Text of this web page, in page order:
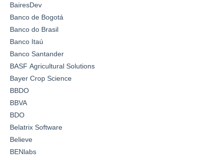
BairesDev
Banco de Bogotá
Banco do Brasil
Banco Itaú
Banco Santander
BASF Agricultural Solutions
Bayer Crop Science
BBDO
BBVA
BDO
Belatrix Software
Believe
BENlabs